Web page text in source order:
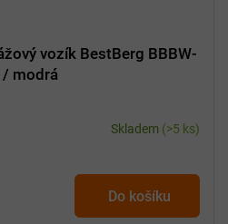
vozík BestBerg BBBW-
/ modrá
Skladem (>5 ks)
Do košíku